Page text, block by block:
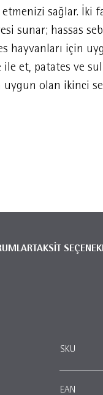
sağlar. İki
sunar; hassas
hayvanları için
ile et, patates ve
uygun olan ikinci
TAKSİT
SKU
EAN